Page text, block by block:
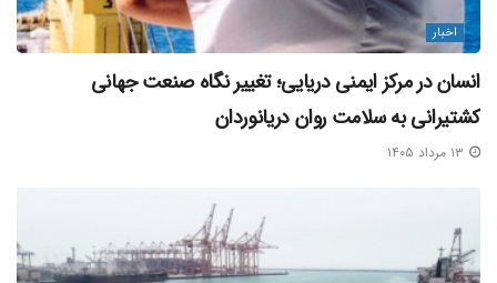
اخبار
انسان در مرکز ایمنی دریایی؛ تغییر نگاه صنعت جهانی
کشتیرانی به سلامت روان دریانوردان